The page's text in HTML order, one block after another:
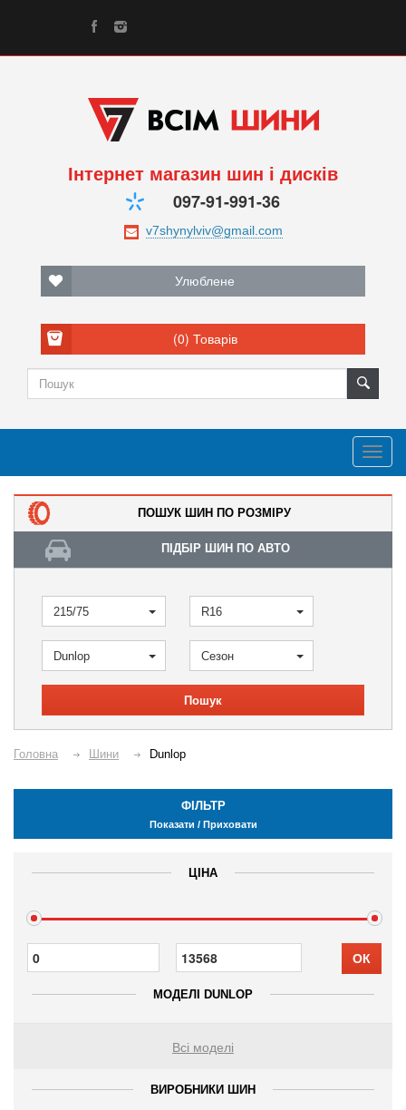
Інтернет магазин шин і дисків
097-91-991-36
Улюблене
(0) Товарів
ПОШУК ШИН ПО РОЗМІРУ
ПІДБІР ШИН ПО АВТО
215/75 R16
Dunlop Сезон
Пошук
Головна Шини Dunlop
ФІЛЬТР
Показати / Приховати
ЦІНА
ОК
МОДЕЛІ DUNLOP
Всі моделі
ВИРОБНИКИ ШИН